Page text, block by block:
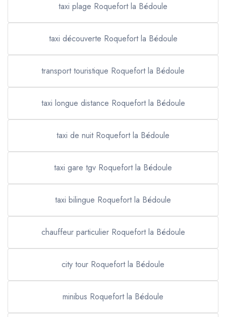
taxi plage Roquefort la Bédoule
taxi découverte Roquefort la Bédoule
transport touristique Roquefort la Bédoule
taxi longue distance Roquefort la Bédoule
taxi de nuit Roquefort la Bédoule
taxi gare tgv Roquefort la Bédoule
taxi bilingue Roquefort la Bédoule
chauffeur particulier Roquefort la Bédoule
city tour Roquefort la Bédoule
minibus Roquefort la Bédoule